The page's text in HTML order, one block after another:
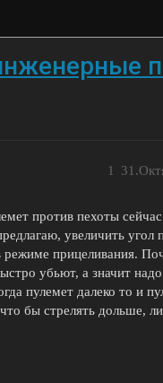
1
против пехоты
увеличить угол
режиме прицеливания.
убьют, а значит
пулемет далеко то и
бы стрелять дольше,